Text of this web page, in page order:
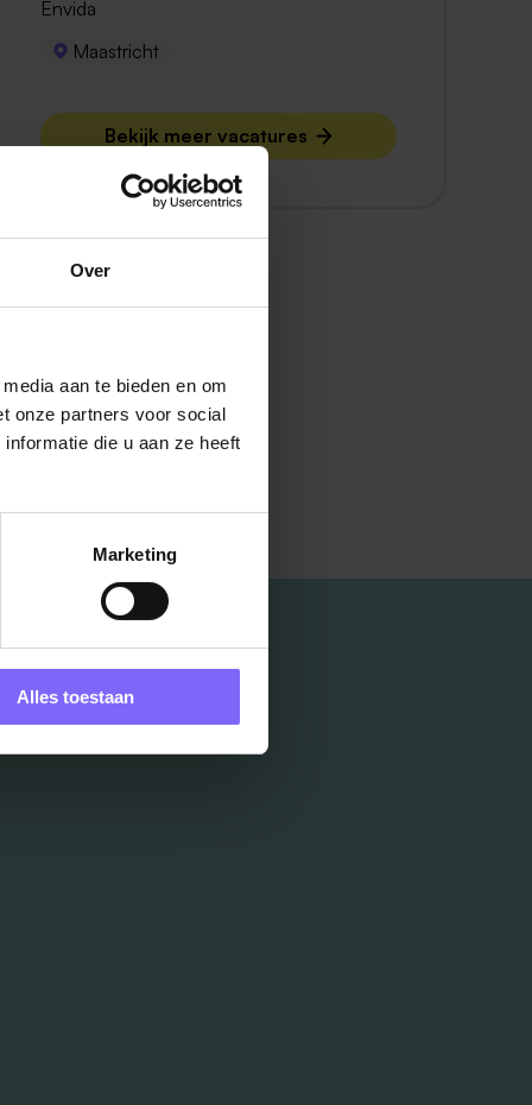
Over
aan te bieden en om
onze partners voor social
die u aan ze heeft
Marketing
Alles toestaan
Envida
Maastricht
Bekijk meer vacatures